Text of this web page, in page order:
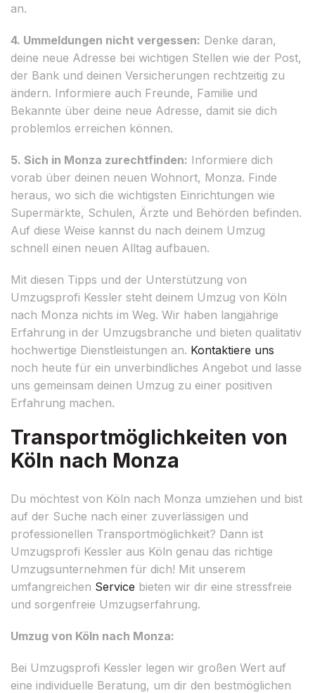
an.
4. Ummeldungen nicht vergessen: Denke daran,
deine neue Adresse bei wichtigen Stellen wie der Post,
der Bank und deinen Versicherungen rechtzeitig zu
ändern. Informiere auch Freunde, Familie und
Bekannte über deine neue Adresse, damit sie dich
problemlos erreichen können.
5. Sich in Monza zurechtfinden: Informiere dich
vorab über deinen neuen Wohnort, Monza. Finde
heraus, wo sich die wichtigsten Einrichtungen wie
Supermärkte, Schulen, Ärzte und Behörden befinden.
Auf diese Weise kannst du nach deinem Umzug
schnell einen neuen Alltag aufbauen.
Mit diesen Tipps und der Unterstützung von
Umzugsprofi Kessler steht deinem Umzug von Köln
nach Monza nichts im Weg. Wir haben langjährige
Erfahrung in der Umzugsbranche und bieten qualitativ
hochwertige Dienstleistungen an. Kontaktiere uns
noch heute für ein unverbindliches Angebot und lasse
uns gemeinsam deinen Umzug zu einer positiven
Erfahrung machen.
Transportmöglichkeiten von
Köln nach Monza
Du möchtest von Köln nach Monza umziehen und bist
auf der Suche nach einer zuverlässigen und
professionellen Transportmöglichkeit? Dann ist
Umzugsprofi Kessler aus Köln genau das richtige
Umzugsunternehmen für dich! Mit unserem
umfangreichen Service bieten wir dir eine stressfreie
und sorgenfreie Umzugserfahrung.
Umzug von Köln nach Monza:
Bei Umzugsprofi Kessler legen wir großen Wert auf
eine individuelle Beratung, um dir den bestmöglichen